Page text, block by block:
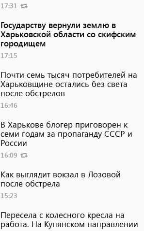
17:31
Государству вернули землю в
Харьковской области со скифским
городищем
17:15
Почти семь тысяч потребителей на
Харьковщине остались без света
после обстрелов
16:46
В Харькове блогер приговорен к
семи годам за пропаганду СССР и
России
16:09
Как выглядит вокзал в Лозовой
после обстрела
15:23
Пересела с колесного кресла на
работа. На Купянском направлении